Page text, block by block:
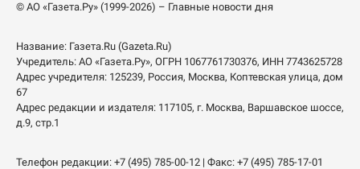
© АО «Газета.Ру» (1999-2026) – Главные новости дня
Название: Газета.Ru (Gazeta.Ru)
Учредитель: АО «Газета.Ру», ОГРН 1067761730376, ИНН 7743625728
Адрес учредителя: 125239, Россия, Москва, Коптевская улица, дом
67
Адрес редакции и издателя: 117105, г. Москва, Варшавское шоссе,
д.9, стр.1
Телефон редакции: +7 (495) 785-00-12 | Факс: +7 (495) 785-17-01